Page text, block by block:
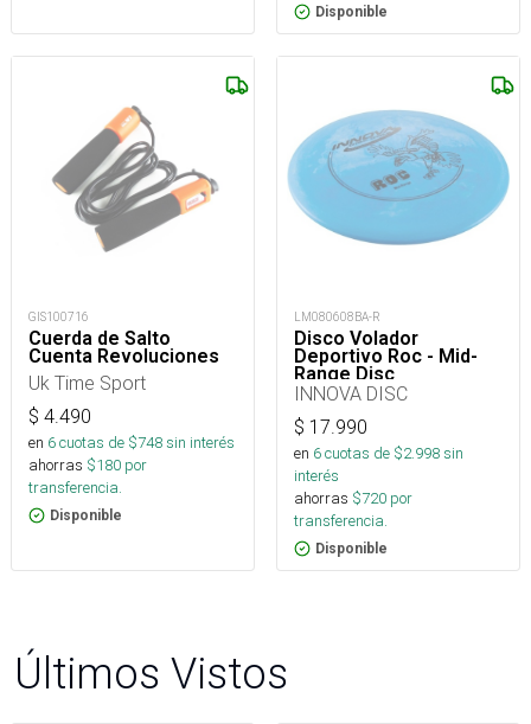
Disponible
GIS100716
Cuerda de Salto
Cuenta Revoluciones
Uk Time Sport
$ 4.490
en 6cuotas de $748sin interés
ahorras $180 por
transferencia.
Disponible
LM080608BA-R
Disco Volador
Deportivo Roc - Mid-
Range Disc
INNOVA DISC
$ 17.990
en 6cuotas de $2.998sin
interés
ahorras $720 por
transferencia.
Disponible
Últimos Vistos